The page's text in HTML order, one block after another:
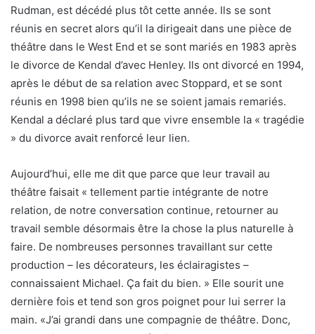
Rudman, est décédé plus tôt cette année. Ils se sont
réunis en secret alors qu’il la dirigeait dans une pièce de
théâtre dans le West End et se sont mariés en 1983 après
le divorce de Kendal d’avec Henley. Ils ont divorcé en 1994,
après le début de sa relation avec Stoppard, et se sont
réunis en 1998 bien qu’ils ne se soient jamais remariés.
Kendal a déclaré plus tard que vivre ensemble la « tragédie
» du divorce avait renforcé leur lien.
Aujourd’hui, elle me dit que parce que leur travail au
théâtre faisait « tellement partie intégrante de notre
relation, de notre conversation continue, retourner au
travail semble désormais être la chose la plus naturelle à
faire. De nombreuses personnes travaillant sur cette
production – les décorateurs, les éclairagistes –
connaissaient Michael. Ça fait du bien. » Elle sourit une
dernière fois et tend son gros poignet pour lui serrer la
main. «J’ai grandi dans une compagnie de théâtre. Donc,